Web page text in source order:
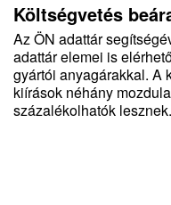
Költségvetés
Az ÖN adattár
adattár elemei is
gyártói anyagárakkal. A
kiírások néhány
százalékolhatók lesznek.